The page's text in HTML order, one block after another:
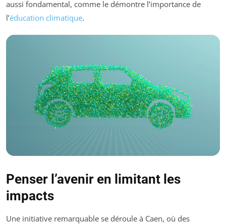
aussi fondamental, comme le démontre l’importance de
l’éducation climatique.
Penser l’avenir en limitant les
impacts
Une initiative remarquable se déroule à Caen, où des